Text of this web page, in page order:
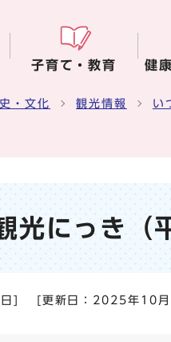
子育て・教育 健
・文化 観光情報 い
光にっき（
[更新日： 2025年10月